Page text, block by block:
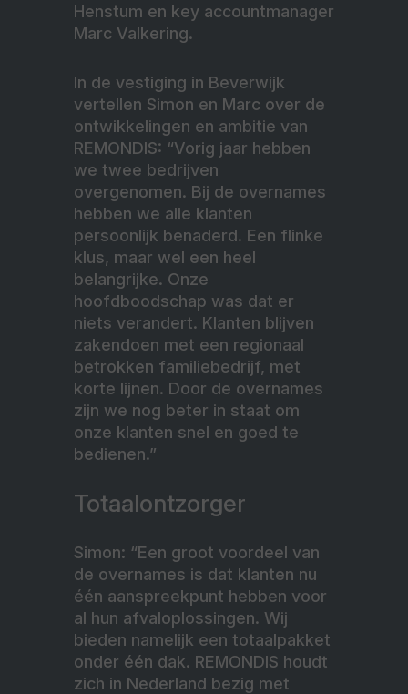
Henstum en key accountmanager
Marc Valkering.
In de vestiging in Beverwijk
vertellen Simon en Marc over de
ontwikkelingen en ambitie van
REMONDIS: “Vorig jaar hebben
we twee bedrijven
overgenomen. Bij de overnames
hebben we alle klanten
persoonlijk benaderd. Een flinke
klus, maar wel een heel
belangrijke. Onze
hoofdboodschap was dat er
niets verandert. Klanten blijven
zakendoen met een regionaal
betrokken familiebedrijf, met
korte lijnen. Door de overnames
zijn we nog beter in staat om
onze klanten snel en goed te
bedienen.”
Totaalontzorger
Simon: “Een groot voordeel van
de overnames is dat klanten nu
één aanspreekpunt hebben voor
al hun afvaloplossingen. Wij
bieden namelijk een totaalpakket
onder één dak. REMONDIS houdt
zich in Nederland bezig met